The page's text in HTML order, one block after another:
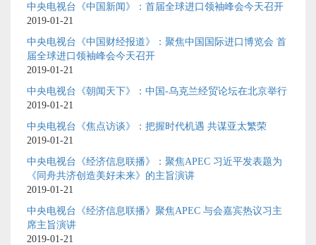
中央电视台《中国新闻》：首届全球进口领袖峰会今天召开
2019-01-21
中央电视台《中国财经报道》：聚焦中国国际进口博览会 首
届全球进口领袖峰会今天召开
2019-01-21
中央电视台《朝闻天下》：中国-乌克兰经贸论坛在北京举行
2019-01-21
中央电视台《焦点访谈》：把握时代机遇 共谋亚太繁荣
2019-01-21
中央电视台《经济信息联播》：聚焦APEC 习近平发表题为
《同舟共济创造美好未来》的主旨演讲
2019-01-21
中央电视台《经济信息联播》聚焦APEC 与会嘉宾热议习主
席主旨演讲
2019-01-21